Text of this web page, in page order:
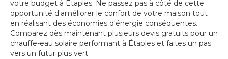
votre budget à Étaples. Ne passez pas à côté de cette
opportunité d'améliorer le confort de votre maison tout
en réalisant des économies d'énergie conséquentes.
Comparez dès maintenant plusieurs devis gratuits pour un
chauffe-eau solaire performant à Étaples et faites un pas
vers un futur plus vert.